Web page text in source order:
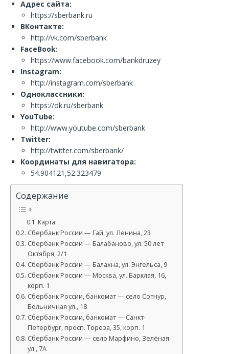
Адрес сайта:
https://sberbank.ru
ВКонтакте:
http://vk.com/sberbank
FaceBook:
https://www.facebook.com/bankdruzey
Instagram:
http://instagram.com/sberbank
Одноклассники:
https://ok.ru/sberbank
YouTube:
http://www.youtube.com/sberbank
Twitter:
http://twitter.com/sberbank/
Координаты для навигатора:
54.904121,52.323479
Содержание
Карта:
Сбербанк России — Гай, ул. Ленина, 23
Сбербанк России — Балабаново, ул. 50 лет
Октября, 2/1
Сбербанк России — Балахна, ул. Энгельса, 9
Сбербанк России — Москва, ул. Барклая, 16,
корп. 1
Сбербанк России, банкомат — село Сотнур,
Больничная ул., 18
Сбербанк России, банкомат — Санкт-
Петербург, просп. Тореза, 35, корп. 1
Сбербанк России — село Марфино, Зелёная
ул., 7А